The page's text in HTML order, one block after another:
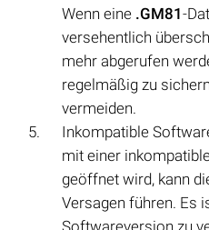
Wenn eine .GM81-
versehentlich
mehr abgerufen
regelmäßig zu
vermeiden.
Inkompatible
mit einer
geöffnet wird, kann
Versagen führen. Es
Softwareversion zu